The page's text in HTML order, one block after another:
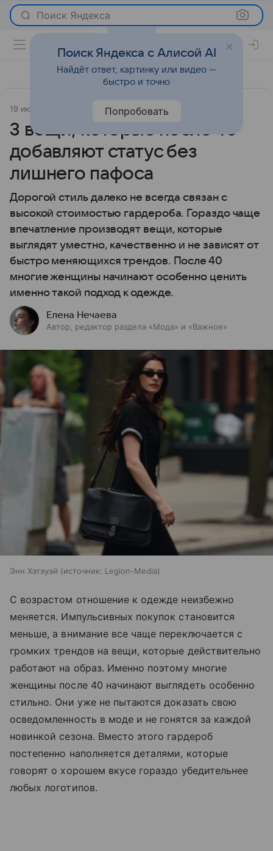
Поиск Яндекса
19 июня 2026 Леди Mail Мода
3 вещи, которые после 40
добавляют статус без
лишнего пафоса
Дорогой стиль далеко не всегда связан с
высокой стоимостью гардероба. Гораздо чаще
впечатление производят вещи, которые
выглядят уместно, качественно и не зависят от
быстро меняющихся трендов. После 40
многие женщины начинают особенно ценить
именно такой подход к одежде.
Елена Нечаева
Автор, редактор раздела «Мода» и «Важное»
Энн Хэтэуэй источник: Legion-Media
С возрастом отношение к одежде неизбежно
меняется. Импульсивных покупок становится
меньше, а внимание все чаще переключается с
громких трендов на вещи, которые действительно
работают на образ. Именно поэтому многие
женщины после 40 начинают выглядеть особенно
стильно. Они уже не пытаются доказать свою
осведомленность в моде и не гонятся за каждой
новинкой сезона. Вместо этого гардероб
постепенно наполняется деталями, которые
говорят о хорошем вкусе гораздо убедительнее
любых логотипов.
Поиск Яндекса с Алисой AI
Найдёт ответ, картинку или видео —
быстро и точно
Попробовать